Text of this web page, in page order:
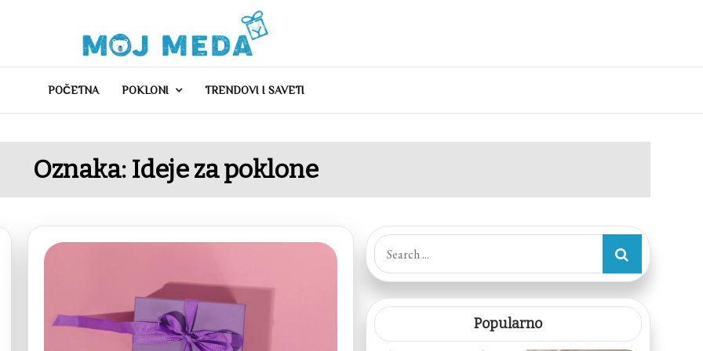
POČETNA POKLONI TRENDOVI I SAVETI
Oznaka: Ideje za poklone
Search
for:
Popularno